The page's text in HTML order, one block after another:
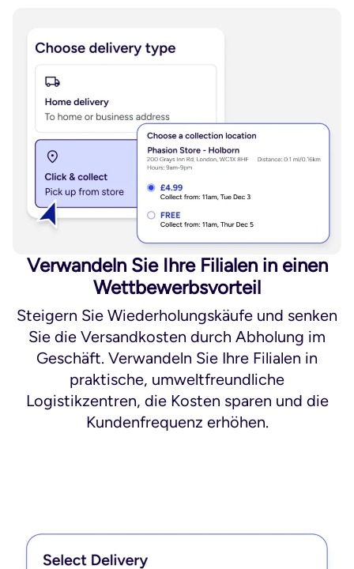
Verwandeln Sie Ihre Filialen in einen
Wettbewerbsvorteil
Steigern Sie Wiederholungskäufe und senken
Sie die Versandkosten durch Abholung im
Geschäft. Verwandeln Sie Ihre Filialen in
praktische, umweltfreundliche
Logistikzentren, die Kosten sparen und die
Kundenfrequenz erhöhen.